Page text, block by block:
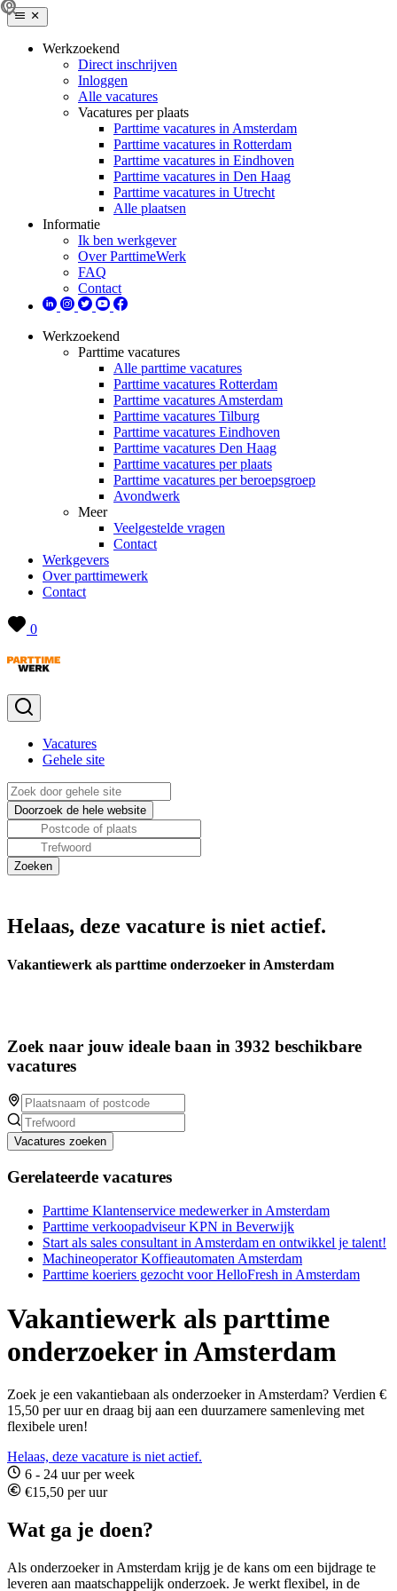
Werkzoekend
Direct inschrijven
Inloggen
Alle vacatures
Vacatures per plaats
Parttime vacatures in Amsterdam
Parttime vacatures in Rotterdam
Parttime vacatures in Eindhoven
Parttime vacatures in Den Haag
Parttime vacatures in Utrecht
Alle plaatsen
Informatie
Ik ben werkgever
Over ParttimeWerk
FAQ
Contact
Werkzoekend
Parttime vacatures
Alle parttime vacatures
Parttime vacatures Rotterdam
Parttime vacatures Amsterdam
Parttime vacatures Tilburg
Parttime vacatures Eindhoven
Parttime vacatures Den Haag
Parttime vacatures per plaats
Parttime vacatures per beroepsgroep
Avondwerk
Meer
Veelgestelde vragen
Contact
Werkgevers
Over parttimewerk
Contact
0
Vacatures
Gehele site
Helaas, deze vacature is niet actief.
Vakantiewerk als parttime onderzoeker in Amsterdam
Zoek naar jouw ideale baan in 3932 beschikbare
vacatures
Vacatures zoeken
Gerelateerde vacatures
Parttime Klantenservice medewerker in Amsterdam
Parttime verkoopadviseur KPN in Beverwijk
Start als sales consultant in Amsterdam en ontwikkel je talent!
Machineoperator Koffieautomaten Amsterdam
Parttime koeriers gezocht voor HelloFresh in Amsterdam
Vakantiewerk als parttime
onderzoeker in Amsterdam
Zoek je een vakantiebaan als onderzoeker in Amsterdam? Verdien €
15,50 per uur en draag bij aan een duurzamere samenleving met
flexibele uren!
Helaas, deze vacature is niet actief.
6 - 24 uur per week
€15,50 per uur
Wat ga je doen?
Als onderzoeker in Amsterdam krijg je de kans om een bijdrage te
leveren aan maatschappelijk onderzoek. Je werkt flexibel, in de